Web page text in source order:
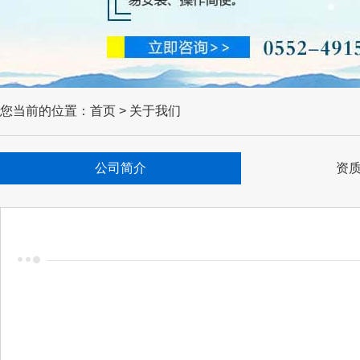
您当前的位置：首页 > 关于我们
公司简介 资